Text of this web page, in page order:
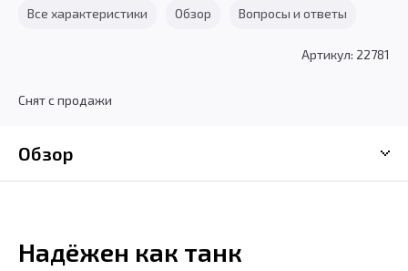
Все характеристики Обзор Вопросы и ответы
Артикул: 22781
Снят с продажи
Обзор
Надёжен как танк